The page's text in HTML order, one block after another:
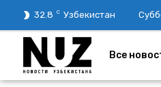
32.8 C Узбекистан
Все